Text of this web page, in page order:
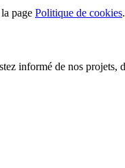
page Politique de cookies.
informé de nos projets,